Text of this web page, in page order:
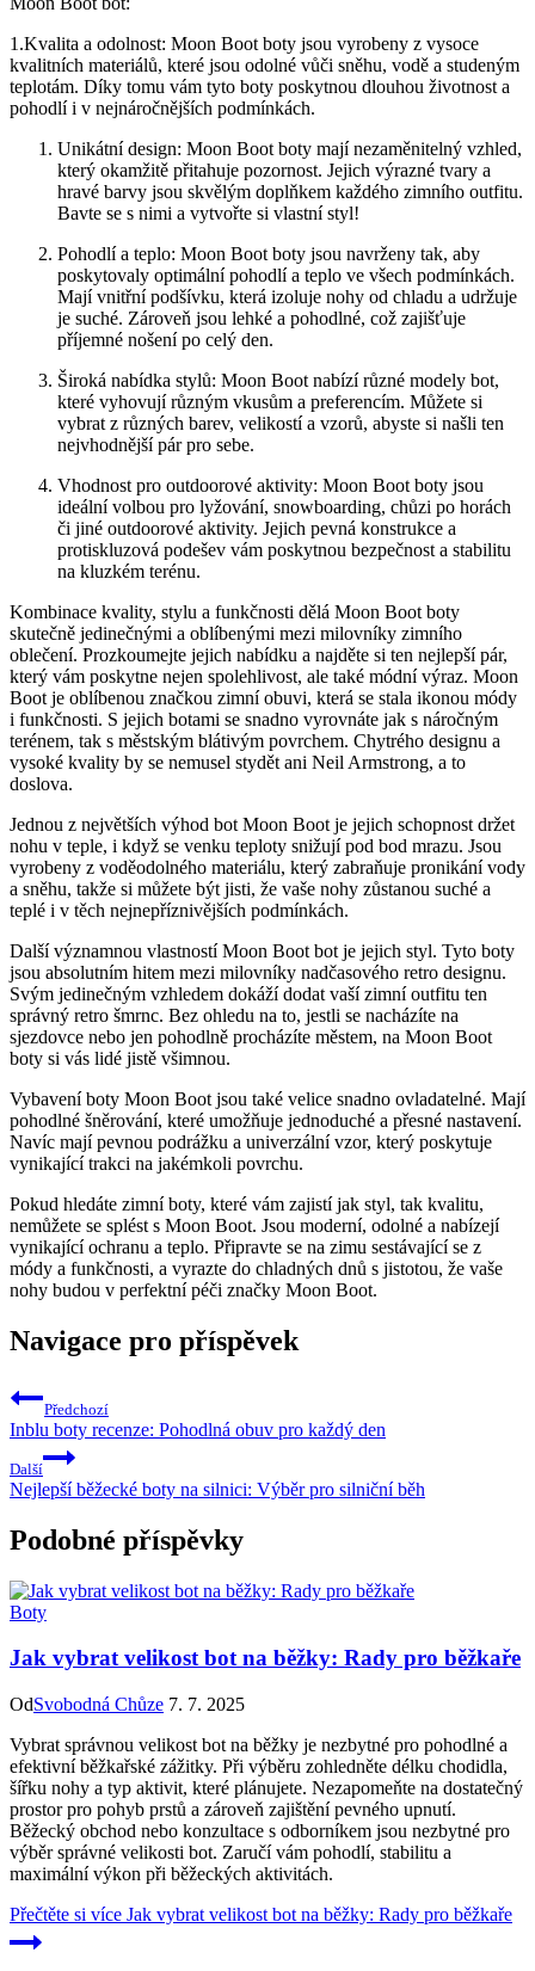
1.Kvalita a odolnost: Moon Boot boty jsou vyrobeny z vysoce
kvalitních materiálů, které jsou odolné vůči sněhu, vodě‍ a studeným
⁤teplotám. Díky tomu vám tyto boty poskytnou dlouhou‍ životnost a
pohodlí i⁣ v nejnáročnějších podmínkách.
Unikátní‍ design: Moon Boot boty mají​ nezaměnitelný ‍vzhled,
který okamžitě ⁤přitahuje pozornost. Jejich ​výrazné tvary a⁣
hravé barvy jsou skvělým doplňkem každého zimního outfitu.
Bavte se s nimi a ⁣vytvořte si ⁢vlastní styl!
Pohodlí a teplo: Moon Boot boty jsou navrženy tak, aby
poskytovaly‌ optimální pohodlí ‍a ⁣teplo ve všech ‌podmínkách.
Mají vnitřní podšívku, která ⁢izoluje nohy od chladu a udržuje
je‍ suché. Zároveň jsou lehké a pohodlné, což ‍zajišťuje
příjemné ⁤nošení po celý den.
Široká nabídka stylů: Moon Boot nabízí⁤ různé modely bot,
které vyhovují‍ různým⁣ vkusům a ⁤preferencím. Můžete ‌si
‌vybrat z různých barev,⁢ velikostí a‌ vzorů, ​abyste si našli ten
nejvhodnější​ pár pro‍ sebe.
Vhodnost pro outdoorové aktivity: Moon Boot boty jsou
ideální volbou pro lyžování, snowboarding,⁣ chůzi po horách
⁢či jiné outdoorové aktivity. Jejich pevná konstrukce a
protiskluzová⁢ podešev ​vám poskytnou⁢ bezpečnost‍ a stabilitu
na kluzkém terénu.
Kombinace kvality,‍ stylu ⁢a funkčnosti dělá Moon Boot boty
⁣skutečně jedinečnými a oblíbenými mezi milovníky⁣ zimního ​
oblečení. Prozkoumejte jejich nabídku a najděte​ si ten nejlepší pár,
který ⁤vám poskytne nejen spolehlivost,​ ale také módní výraz. Moon
Boot je oblíbenou značkou zimní obuvi, která se stala ikonou módy
i funkčnosti. S ⁤jejich⁢ botami se snadno vyrovnáte jak s náročným
terénem, tak s městským blátivým ​povrchem. Chytrého designu ‍a
vysoké kvality by se ⁢nemusel stydět ani Neil Armstrong, a to
doslova.
Jednou z největších výhod bot Moon Boot je jejich‍ schopnost držet
nohu v teple,⁢ i když se ⁢venku teploty ⁣snižují pod bod mrazu. Jsou
vyrobeny z voděodolného materiálu, ‌který zabraňuje​ pronikání vody
a sněhu, takže si můžete být ⁢jisti, že vaše nohy zůstanou suché a‍
teplé i⁤ v těch nejnepříznivějších podmínkách.
Další významnou vlastností Moon Boot bot je jejich styl. Tyto ‌boty⁣
jsou ⁣absolutním hitem mezi ⁤milovníky nadčasového retro designu.⁤
Svým jedinečným vzhledem ⁣dokáží dodat vaší zimní outfitu ten
správný retro⁤ šmrnc. Bez ohledu na to, jestli se nacházíte na
sjezdovce nebo jen pohodlně ⁢procházíte městem,​ na Moon Boot
boty‌ si vás lidé jistě‌ všimnou.
Vybavení boty Moon​ Boot⁤ jsou také velice snadno ovladatelné.⁣ Mají‍
pohodlné šněrování, které umožňuje jednoduché a⁣ přesné nastavení.
Navíc​ mají pevnou podrážku⁣ a univerzální vzor, který poskytuje
vynikající trakci na ‌jakémkoli povrchu.
Pokud hledáte ​zimní boty, které vám zajistí jak styl, tak ‍kvalitu,
nemůžete ⁢se⁤ splést s Moon Boot. Jsou moderní,⁤ odolné a nabízejí
vynikající ochranu a⁣ teplo. Připravte ‌se na zimu sestávající se z
módy a funkčnosti, ⁣a vyrazte do chladných dnů ​s jistotou, že vaše
nohy budou v perfektní péči značky Moon Boot.
Navigace pro příspěvek
Předchozí
Inblu boty recenze: Pohodlná obuv pro každý den
Další
Nejlepší běžecké boty na silnici: Výběr pro silniční běh
Podobné příspěvky
Boty
Jak vybrat velikost bot na běžky: Rady pro běžkaře
OdSvobodná Chůze 7. 7. 2025
Vybrat správnou velikost bot na běžky je nezbytné pro pohodlné a
efektivní běžkařské zážitky. Při výběru zohledněte délku chodidla,
šířku nohy a typ aktivit, které plánujete. Nezapomeňte na dostatečný
prostor pro pohyb prstů a zároveň zajištění pevného upnutí.
Běžecký obchod nebo konzultace s odborníkem jsou nezbytné pro
výběr správné velikosti bot. Zaručí vám pohodlí, stabilitu a
maximální výkon při běžeckých aktivitách.
Přečtěte si více Jak vybrat velikost bot na běžky: Rady pro běžkaře